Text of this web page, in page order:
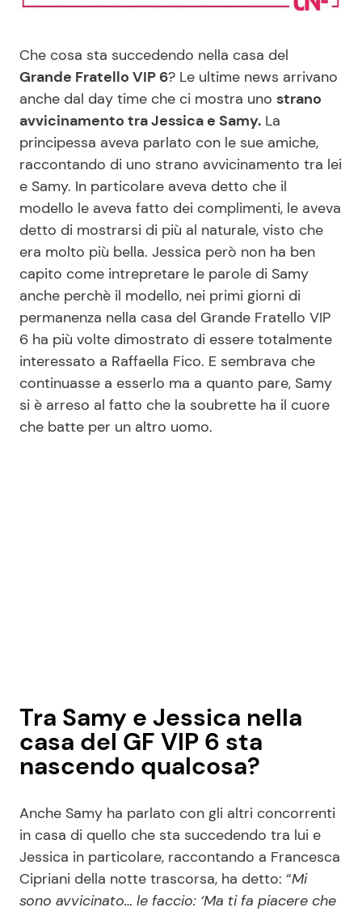
Moda e Style
Mondo Mamma
News benessere
Salute
Viaggi e Turismo
Festività
Dolci
Le Ricette in TV
Primi Piatti
Ricette Facili e Veloci
Ricette Feste
Ricette per Bambini
Seguici
Che cosa sta succedendo nella casa del
Grande Fratello VIP 6? Le ultime news arrivano
anche dal day time che ci mostra uno strano
avvicinamento tra Jessica e Samy. La
principessa aveva parlato con le sue amiche,
raccontando di uno strano avvicinamento tra lei
e Samy. In particolare aveva detto che il
modello le aveva fatto dei complimenti, le aveva
detto di mostrarsi di più al naturale, visto che
era molto più bella. Jessica però non ha ben
capito come intrepretare le parole di Samy
anche perchè il modello, nei primi giorni di
permanenza nella casa del Grande Fratello VIP
6 ha più volte dimostrato di essere totalmente
interessato a Raffaella Fico. E sembrava che
continuasse a esserlo ma a quanto pare, Samy
si è arreso al fatto che la soubrette ha il cuore
che batte per un altro uomo.
Tra Samy e Jessica nella
casa del GF VIP 6 sta
nascendo qualcosa?
Anche Samy ha parlato con gli altri concorrenti
in casa di quello che sta succedendo tra lui e
Jessica in particolare, raccontando a Francesca
Cipriani della notte trascorsa, ha detto: “Mi
sono avvicinato… le faccio: ‘Ma ti fa piacere che